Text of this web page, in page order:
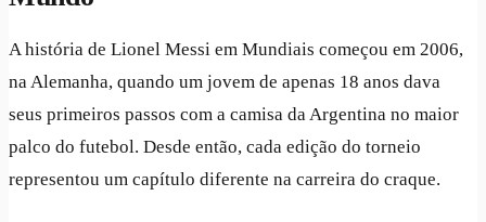
A história de Lionel Messi em Mundiais começou em 2006,
na Alemanha, quando um jovem de apenas 18 anos dava
seus primeiros passos com a camisa da Argentina no maior
palco do futebol. Desde então, cada edição do torneio
representou um capítulo diferente na carreira do craque.